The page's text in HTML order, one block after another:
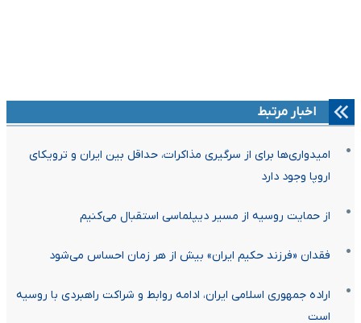
اخبار مرتبط
امیدواری‌ها برای از سرگیری مذاکرات، حداقل بین ایران و ترویکای
اروپا وجود دارد
از حمایت روسیه از مسیر دیپلماسی استقبال می‌کنیم
فقدان «فرزند حکیم ایران» بیش از هر زمان احساس می‌شود
اراده جمهوری اسلامی ایران، ادامه روابط و شراکت راهبردی با روسیه
است